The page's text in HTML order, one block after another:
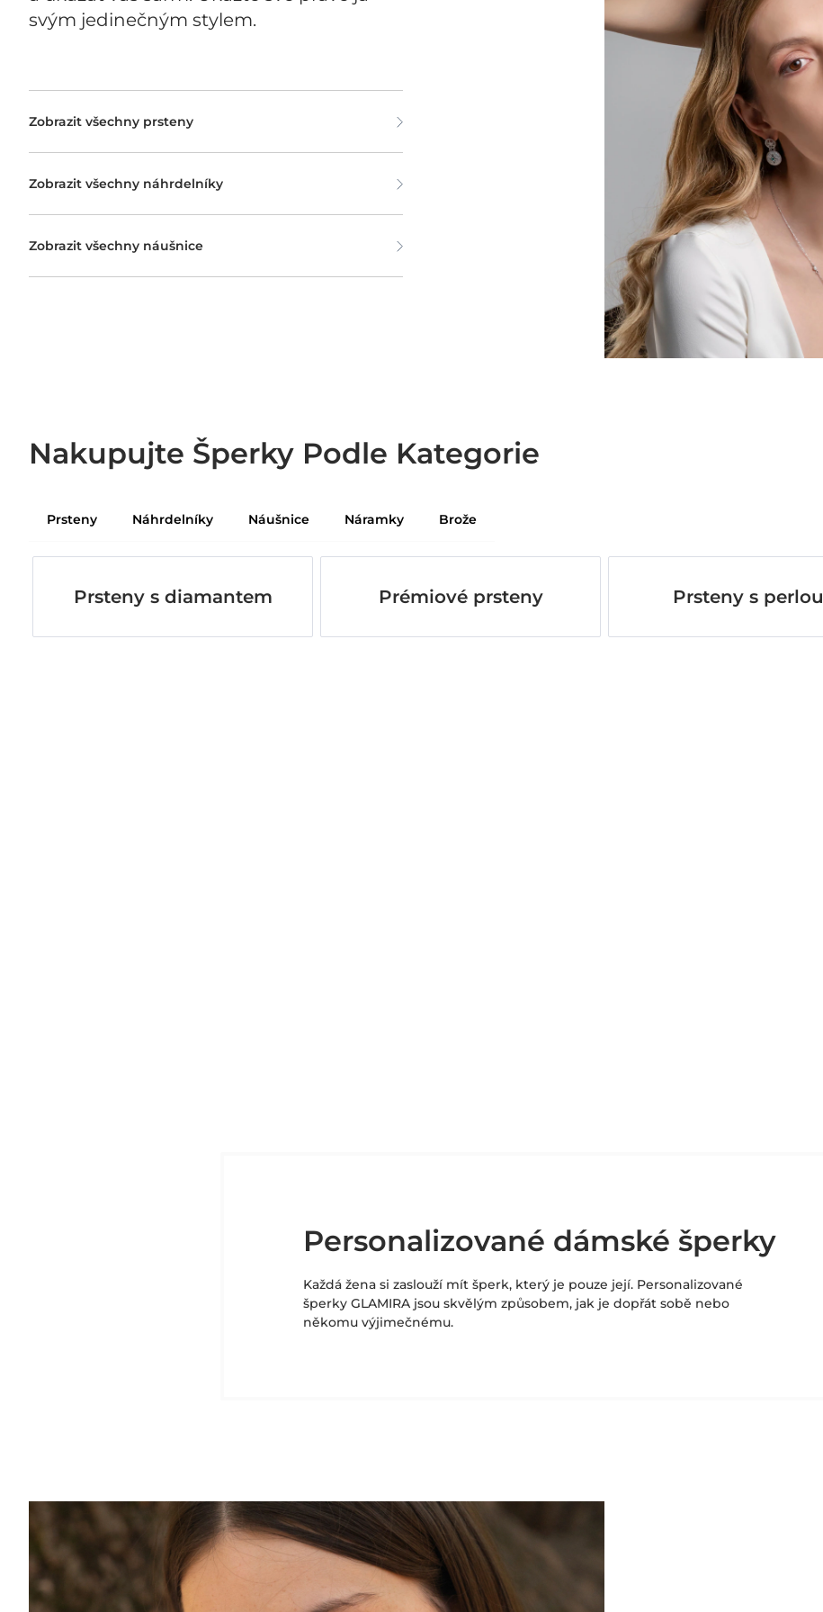
svým jedinečným stylem.
Zobrazit všechny prsteny
Zobrazit všechny náhrdelníky
Zobrazit všechny náušnice
Nakupujte Šperky Podle Kategorie
Prsteny Náhrdelníky Náušnice Náramky Brože
Prsteny s diamantem Prémiové prsteny Prsteny s perlou
Personalizované dámské šperky
Každá žena si zaslouží mít šperk, který je pouze její. Personalizované
šperky GLAMIRA jsou skvělým způsobem, jak je dopřát sobě nebo
někomu výjimečnému.